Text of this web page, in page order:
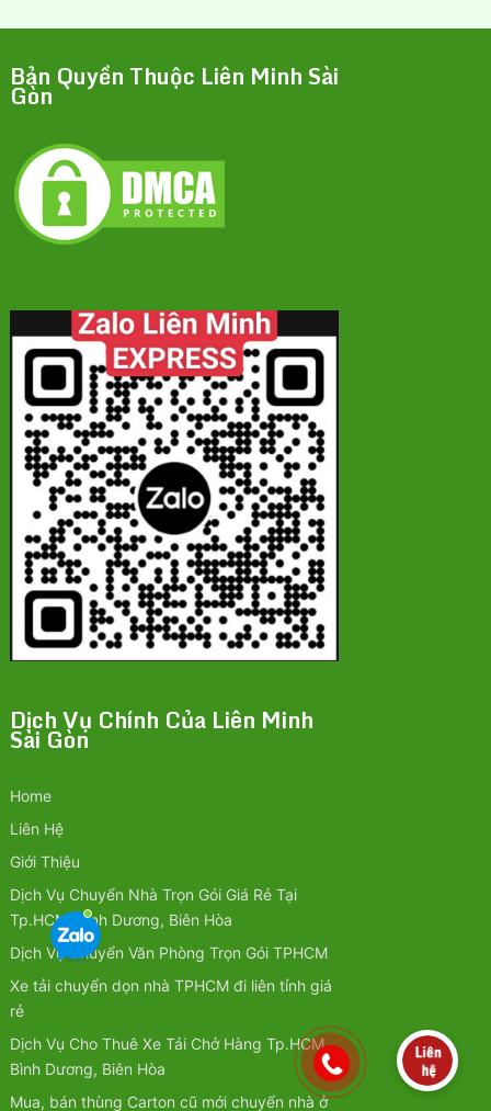
Bản Quyền Thuộc Liên Minh Sài
Gòn
Dịch Vụ Chính Của Liên Minh
Sài Gòn
Home
Liên Hệ
Giới Thiệu
Dịch Vụ Chuyển Nhà Trọn Gói Giá Rẻ Tại
Tp.HCM, Bình Dương, Biên Hòa
Dịch Vụ Chuyển Văn Phòng Trọn Gói TPHCM
Xe tải chuyển dọn nhà TPHCM đi liên tỉnh giá
rẻ
Dịch Vụ Cho Thuê Xe Tải Chở Hàng Tp.HCM,
Bình Dương, Biên Hòa
Mua, bán thùng Carton cũ mới chuyển nhà ở